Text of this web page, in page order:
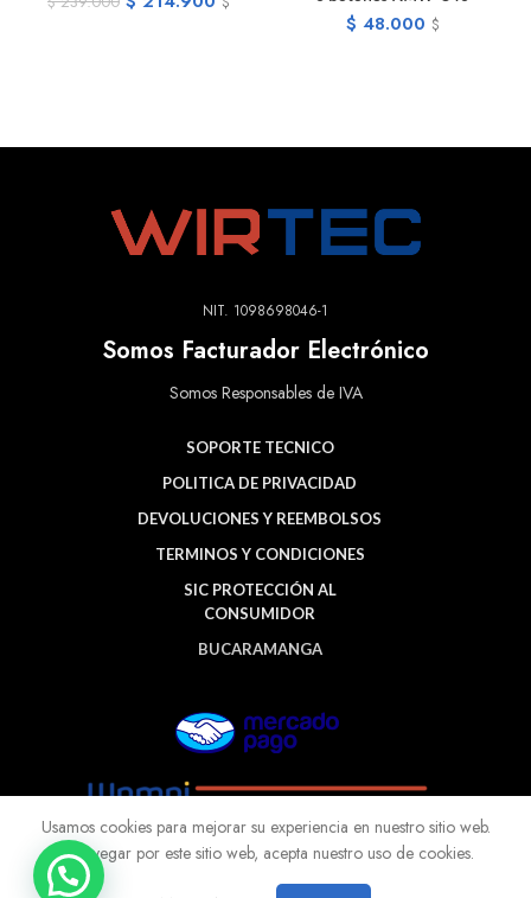
$ 48.000 $
NIT. 1098698046-1
Somos Facturador Electrónico
Somos Responsables de IVA
SOPORTE TECNICO
POLITICA DE PRIVACIDAD
DEVOLUCIONES Y REEMBOLSOS
TERMINOS Y CONDICIONES
SIC PROTECCIÓN AL
CONSUMIDOR
BUCARAMANGA
Usamos cookies para mejorar su experiencia en nuestro sitio web.
Al navegar por este sitio web, acepta nuestro uso de cookies.